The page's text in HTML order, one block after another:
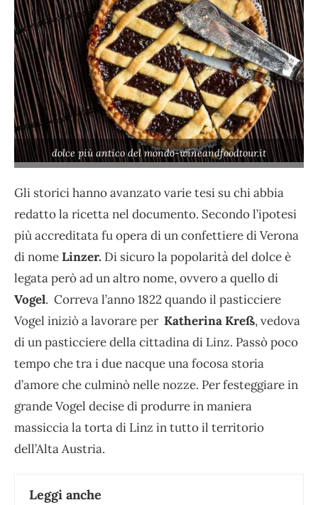
dolce più antico del mondo-wineandfoodtour.it
Gli storici hanno avanzato varie tesi su chi abbia
redatto la ricetta nel documento. Secondo l’ipotesi
più accreditata fu opera di un confettiere di Verona
di nomeLinzer. Di sicuro la popolarità del dolce è
legata però ad un altro nome, ovvero a quello di
Vogel. Correva l’anno 1822 quando il pasticciere
Vogel iniziò a lavorare per Katherina Kreß, vedova
di un pasticciere della cittadina di Linz. Passò poco
tempo che tra i due nacque una focosa storia
d’amore che culminò nelle nozze. Per festeggiare in
grande Vogel decise di produrre in maniera
massiccia la torta di Linz in tutto il territorio
dell’Alta Austria.
Leggi anche